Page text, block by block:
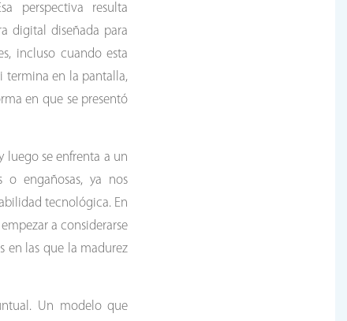
perspectiva resulta
digital diseñada para
incluso cuando esta
termina en la pantalla,
en que se presentó
luego se enfrenta a un
o engañosas, ya nos
tecnológica. En
a considerarse
en las que la madurez
Un modelo que